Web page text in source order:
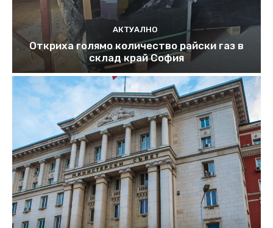
АКТУАЛНО
Откриха голямо количество райски газ в
склад край София